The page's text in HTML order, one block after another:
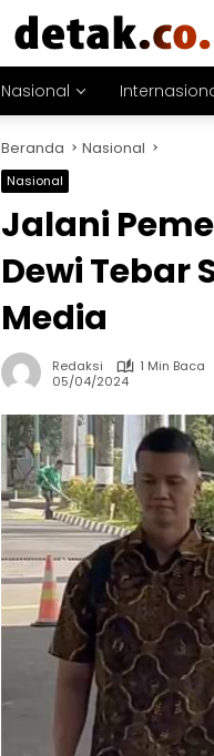
Nasional
Beranda Nasional
Nasional
Jalani
Dewi Tebar
Media
Redaksi
1 Min Baca
05/04/2024